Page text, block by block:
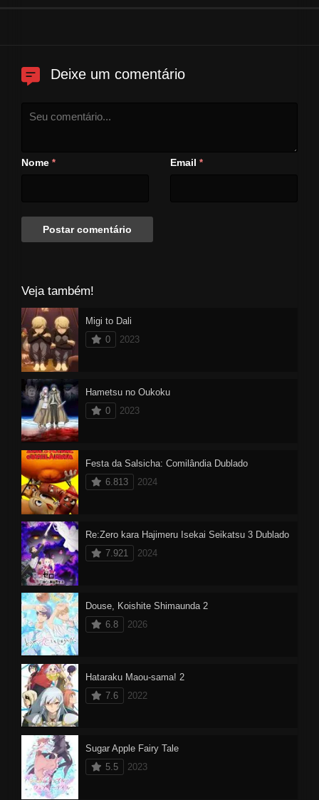
Deixe um comentário
Nome * Email *
Veja também!
Migi to Dali
0
2023
Hametsu no Oukoku
0
2023
Festa da Salsicha: Comilândia Dublado
6.813
2024
Re:Zero kara Hajimeru Isekai Seikatsu 3 Dublado
7.921
2024
Douse, Koishite Shimaunda 2
6.8
2026
Hataraku Maou-sama! 2
7.6
2022
Sugar Apple Fairy Tale
5.5
2023